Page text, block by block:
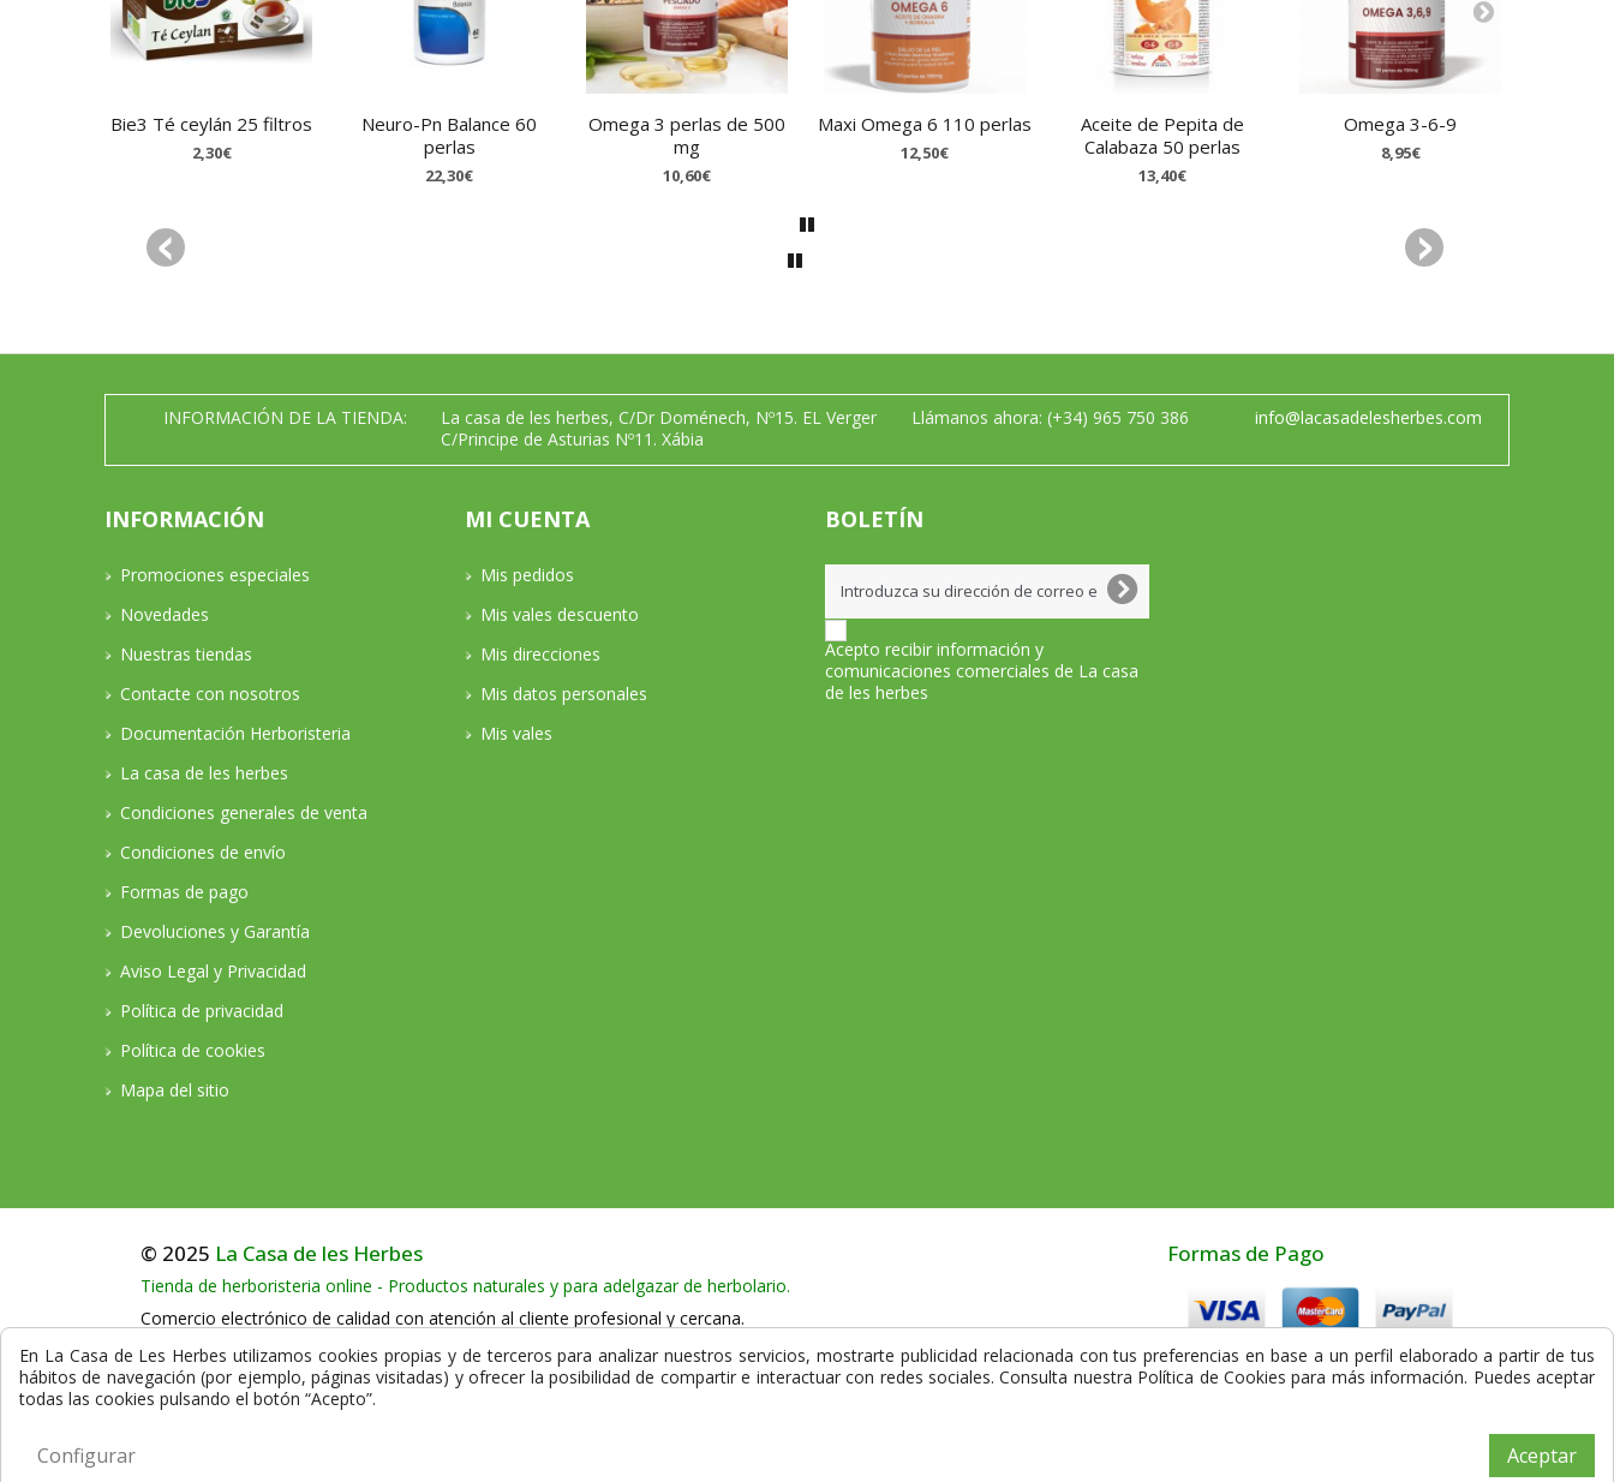
Bie3 Té ceylán 25 filtros
2,30€
Neuro-Pn Balance 60
perlas
22,30€
Omega 3 perlas de 500
mg
10,60€
Maxi Omega 6 110 perlas
12,50€
Aceite de Pepita de
Calabaza 50 perlas
13,40€
Omega 3-6-9
8,95€
INFORMACIÓN DE LA TIENDA:
La casa de les herbes, C/Dr Doménech, Nº15. EL Verger
C/Principe de Asturias Nº11. Xábia
Llámanos ahora: (+34) 965 750 386 info@lacasadelesherbes.com
INFORMACIÓN
Promociones especiales
Novedades
Nuestras tiendas
Contacte con nosotros
Documentación Herboristeria
La casa de les herbes
Condiciones generales de venta
Condiciones de envío
Formas de pago
Devoluciones y Garantía
Aviso Legal y Privacidad
Política de privacidad
Política de cookies
Mapa del sitio
MI CUENTA
Mis pedidos
Mis vales descuento
Mis direcciones
Mis datos personales
Mis vales
BOLETÍN
Acepto recibir información y
comunicaciones comerciales de La casa
de les herbes
© 2025 La Casa de les Herbes
Tienda de herboristeria online - Productos naturales y para adelgazar de herbolario.
Comercio electrónico de calidad con atención al cliente profesional y cercana.
La compra en nuestra herboristería está protegida y utiliza certificado de seguridad SSL que garantiza la privacidad de los
datos que se transmiten durante el proceso de compra.
Formas de Pago
Compra Segura
En La Casa de Les Herbes utilizamos cookies propias y de terceros para analizar nuestros servicios, mostrarte publicidad relacionada con tus preferencias en base a un perfil elaborado a partir de tus
hábitos de navegación (por ejemplo, páginas visitadas) y ofrecer la posibilidad de compartir e interactuar con redes sociales. Consulta nuestra Política de Cookies para más información. Puedes aceptar
todas las cookies pulsando el botón “Acepto”.
Aceptar
Configurar